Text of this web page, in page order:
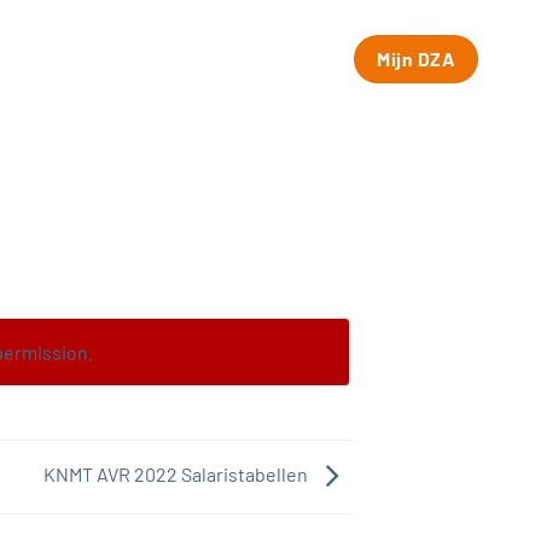
Mijn DZA
KNMT AVR 2022 Salaristabellen